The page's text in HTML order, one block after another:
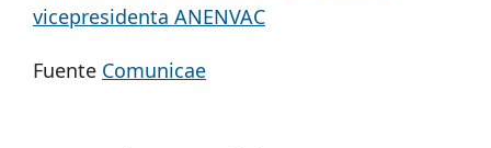
vicepresidenta ANENVAC
Fuente Comunicae